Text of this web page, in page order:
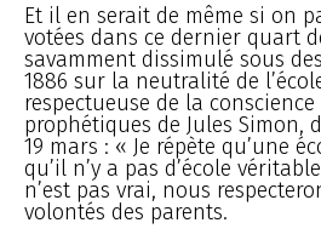
Et il en serait de même si on
votées dans ce dernier quart
savamment dissimulé sous
1886 sur la neutralité de
respectueuse de la
prophétiques de Jules Simon,
19 mars : « Je répète qu’une
qu’il n’y a pas d’école
n’est pas vrai, nous
volontés des parents.